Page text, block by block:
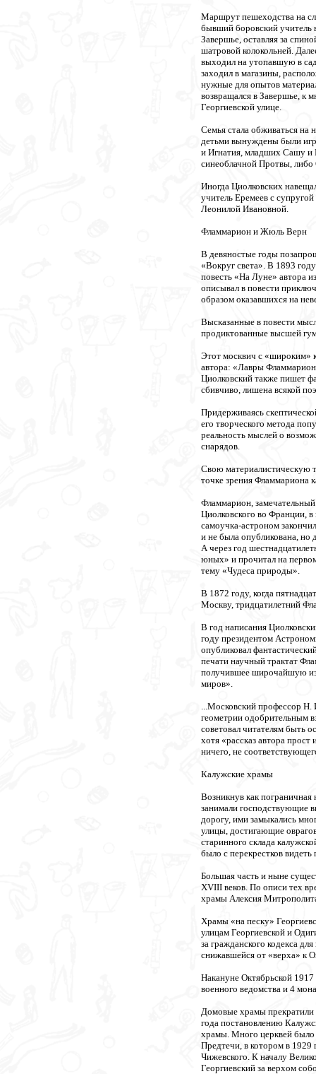
Маршрут пешеходства на
бывший боровский учитель
Завершье, оставляя за
шатровой колокольней.
выходил на утопавшую в
заходил в магазины,
нужные для опытов
возвращался в Завершье, к
Георгиевской улице.
Семья стала обживаться на
детьми вынуждены были
и Игнатия, младших Сашу и
синеоблачной Протвы, либо
Иногда Циолковских
учитель Еремеев с
Леонилой Ивановной.
Фламмарион и Жюль Верн
В девяностые годы
«Вокруг света». В 1893
повесть «На Луне» автора
описывал в повести
образом оказавшихся на
Высказанные в повести
продиктованные высшей
Этот москвич с «широким»
автора: «Лавры
Циолковский также пишет
сбивчиво, лишена всякой
Придерживаясь
его творческого метода
реальность мыслей о
снарядов.
Свою материалистическую
точке зрения Фламмариона
Фламмарион,
Циолковского во Франции,
самоучка-астроном
и не была опубликована,
А через год
юных» и прочитал на
тему «Чудеса природы».
В 1872 году, когда
Москву, тридцатилетний
В год написания
году президентом
опубликовал
печати научный трактат
получившее широчайшую
миров».
...Московский профессор Н.
геометрии одобрительным
советовал читателям быть
хотя «рассказ автора прост
ничего, не
Калужские храмы
Возникнув как пограничная
занимали господствующие
дорогу, ими замыкались
улицы, достигающие
старинного склада
было с перекрестков
Большая часть и ныне
XVIII веков. По описи тех
храмы Алексия
Храмы «на песку»
улицам Георгиевской и
за гражданского кодекса
снижавшейся от «верха» к
Накануне Октябрьской
военного ведомства и 4
Домовые храмы прекратили
года постановлению
храмы. Много церквей было
Предтечи, в котором в 1929
Чижевского. К началу
Георгиевский за верхом